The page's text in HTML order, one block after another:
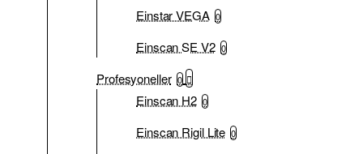
Einstar VEGA 0
Einscan SE V2 0
Profesyoneller 0
Einscan H2 0
Einscan Rigil Lite 0